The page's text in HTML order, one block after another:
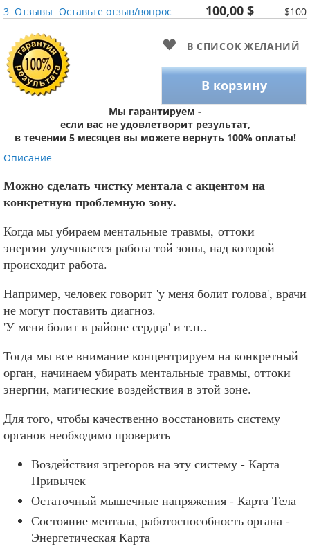
3 Отзывы Оставьте отзыв/вопрос 100,00 $ $100
В СПИСОК ЖЕЛАНИЙ
В корзину
Мы гарантируем -
если вас не удовлетворит результат,
в течении 5 месяцев вы можете вернуть 100% оплаты!
Описание
Можно сделать чистку ментала с акцентом на
конкретную проблемную зону.
Когда мы убираем ментальные травмы, оттоки
энергии улучшается работа той зоны, над которой
происходит работа.
Например, человек говорит 'у меня болит голова', врачи
не могут поставить диагноз.
'У меня болит в районе сердца' и т.п..
Тогда мы все внимание концентрируем на конкретный
орган, начинаем убирать ментальные травмы, оттоки
энергии, магические воздействия в этой зоне.
Для того, чтобы качественно восстановить систему
органов необходимо проверить
Воздействия эгрегоров на эту систему - Карта
Привычек
Остаточный мышечные напряжения - Карта Тела
Состояние ментала, работоспособность органа -
Энергетическая Карта